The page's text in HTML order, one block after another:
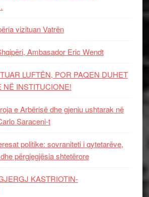
vizituan Vatrën
Ambasador Eric Wendt
LUFTËN, POR PAQEN DUHET
NË INSTITUCIONE!
e Arbërisë dhe gjeniu ushtarak në
Saraceni-t
politike: sovraniteti i qytetarëve,
përgjegjësia shtetërore
KASTRIOTIN-